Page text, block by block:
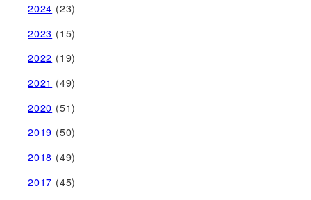
2024 (23)
2023 (15)
2022 (19)
2021 (49)
2020 (51)
2019 (50)
2018 (49)
2017 (45)